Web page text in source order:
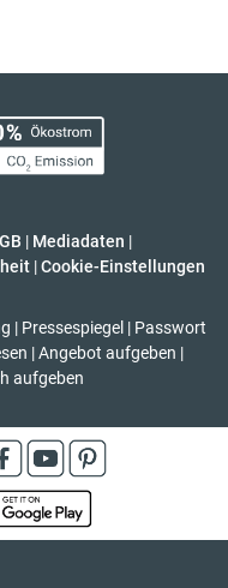
| Mediadaten |
| Cookie-Einstellungen
| Pressespiegel | Passwort
| Angebot aufgeben |
aufgeben